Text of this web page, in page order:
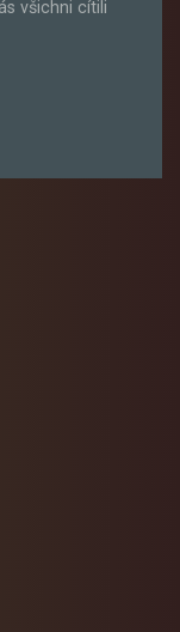
všichni cítili